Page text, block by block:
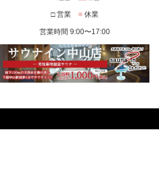
□ 営業 ■ 休業
営業時間 9:00〜17:00